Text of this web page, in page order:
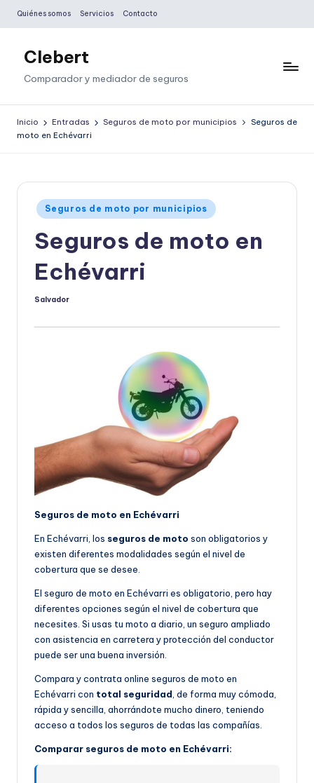
Saltar
contenido
Quiénes somos Servicios Contacto
Clebert
Comparador y mediador de seguros
Inicio Entradas Seguros de moto por municipios
Seguros de
moto en Echévarri
Publicado
en
Seguros de moto por municipios
Seguros de moto en
Echévarri
Publicado
Salvador
Seguros de moto en Echévarri
En Echévarri, los seguros de moto son obligatorios y
existen diferentes modalidades según el nivel de
cobertura que se desee.
El seguro de moto en Echévarri es obligatorio, pero hay
diferentes opciones según el nivel de cobertura que
necesites. Si usas tu moto a diario, un seguro ampliado
con asistencia en carretera y protección del conductor
puede ser una buena inversión.
Compara y contrata online seguros de moto en
Echévarri con total seguridad, de forma muy cómoda,
rápida y sencilla, ahorrándote mucho dinero, teniendo
acceso a todos los seguros de todas las compañías.
Comparar seguros de moto en Echévarri: